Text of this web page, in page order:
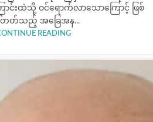
ြောင်းထဲသို့ ဝင်ရောက်လာသောကြောင့် ဖြစ်
တတ်သည့် အခြေအန...
READING